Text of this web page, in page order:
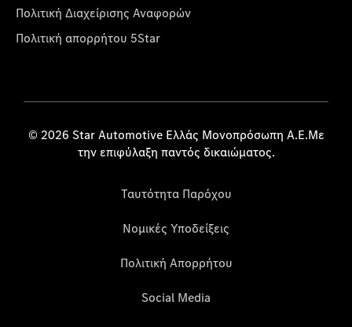
Πολιτική Διαχείρισης Αναφορών
Πολιτική απορρήτου 5Star
© 2026 Star Automotive Ελλάς Μονοπρόσωπη Α.Ε.Με
την επιφύλαξη παντός δικαιώματος.
Ταυτότητα Παρόχου
Νομικές Υποδείξεις
Πολιτική Απορρήτου
Social Media